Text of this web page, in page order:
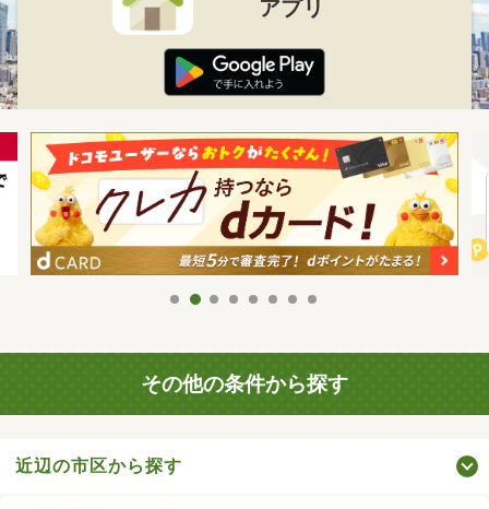
アプリ
その他の条件から探す
近辺の市区から探す